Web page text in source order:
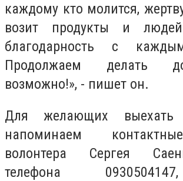
каждому кто молится,
возит продукты и
благодарность с
Продолжаем делать
возможно!», - пишет он.
Для желающих выехать
напоминаем
волонтера Сергея
телефона